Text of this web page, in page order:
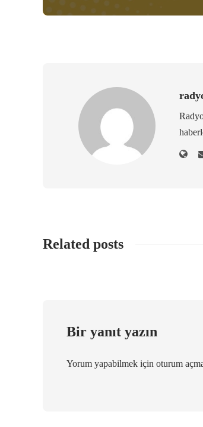
Related posts
Bir yanıt yazın
Yorum yapabilmek için oturum